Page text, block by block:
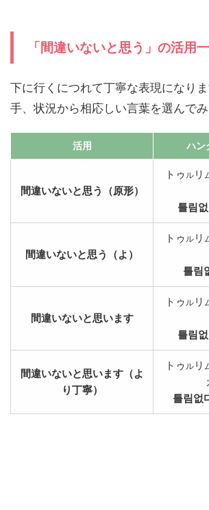
「間違いないと思う」の活用
下に行くにつれて丁寧な表現になり
手、状況から相応しい言葉を選んでみ
活用 ハン
間違いないと思う（原形）
トゥ ルリ
틀림
間違いないと思う（よ）
トゥ ルリ
틀림
間違いないと思います
トゥ ルリ
틀림
間違いないと思います（よ
り丁寧）
トゥ ルリ
틀림없